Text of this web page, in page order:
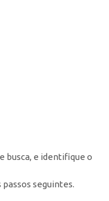
busca, e identifique o
seguintes.